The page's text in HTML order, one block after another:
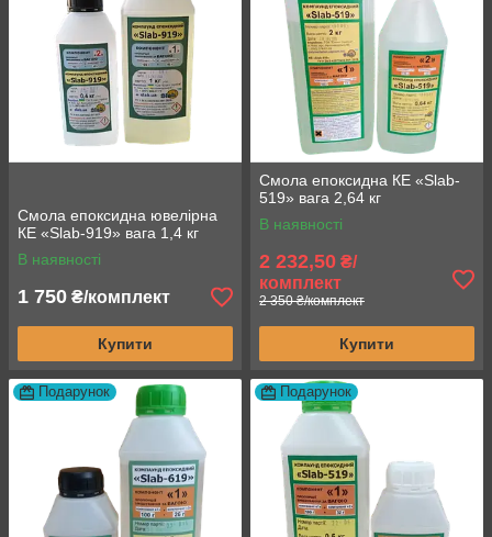
Смола епоксидна ювелірна
КЕ «Slab-919» вага 1,4 кг
В наявності
1 750 ₴/комплект
Купити
Смола епоксидна КЕ «Slab-
519» вага 2,64 кг
В наявності
2 232,50 ₴/
комплект
2 350 ₴/комплект
Купити
Подарунок Подарунок